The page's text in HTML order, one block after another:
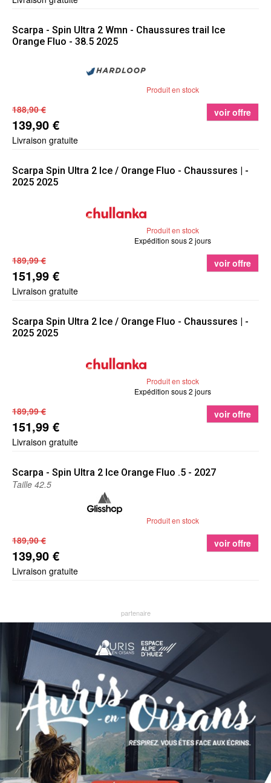
Scarpa - Spin Ultra 2 Wmn - Chaussures trail Ice
Orange Fluo - 38.5 2025
Produit en stock
188,90 €
139,90 €
Livraison gratuite
voir offre
Scarpa Spin Ultra 2 Ice / Orange Fluo - Chaussures | -
2025 2025
Produit en stock
Expédition sous 2 jours
189,99 €
151,99 €
Livraison gratuite
voir offre
Scarpa Spin Ultra 2 Ice / Orange Fluo - Chaussures | -
2025 2025
Produit en stock
Expédition sous 2 jours
189,99 €
151,99 €
Livraison gratuite
voir offre
Scarpa - Spin Ultra 2 Ice Orange Fluo .5 - 2027
Taille 42.5
Produit en stock
189,90 €
139,90 €
Livraison gratuite
voir offre